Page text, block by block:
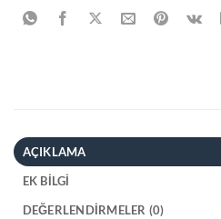
AÇIKLAMA
EK BILGI
DEĞERLENDIRMELER (0)